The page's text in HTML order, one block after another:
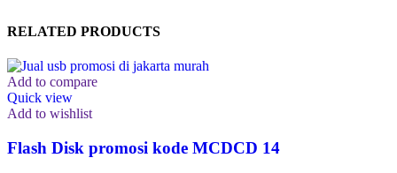
RELATED PRODUCTS
Add to compare
Quick view
Add to wishlist
Flash Disk promosi kode MCDCD 14